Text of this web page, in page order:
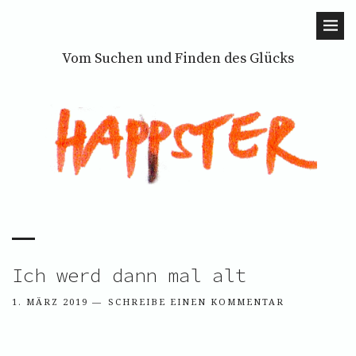
Vom Suchen und Finden des Glücks
Ich werd dann mal alt
1. MÄRZ 2019 SCHREIBE EINEN KOMMENTAR